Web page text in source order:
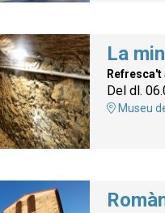
La
Refresca't
Del dl.
Museu